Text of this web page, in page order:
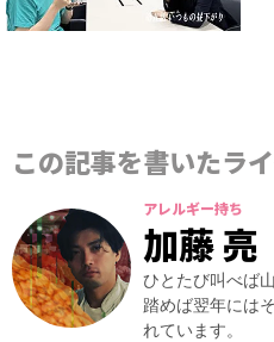
この記事を書いたラ
アレルギー持ち
加藤 亮
ひとたび叫べば
踏めば翌年には
れています。